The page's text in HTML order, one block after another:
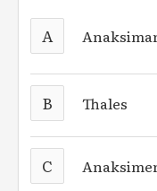
A
B Thales
C